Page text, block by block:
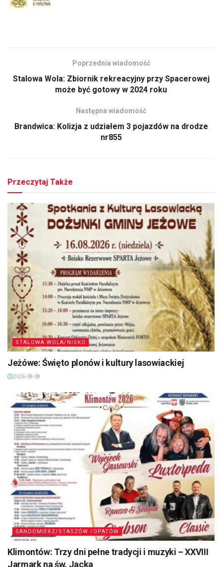
Poprzednia wiadomość
Stalowa Wola: Zbiornik rekreacyjny przy Spacerowej
może być gotowy w 2024 roku
Następna wiadomość
Brandwica: Kolizja z udziałem 3 pojazdów na drodze
nr855
Przeczytaj Także
STALOWA WOLA/NISKO
Jeżówe: Święto plonów i kultury lasowiackiej
2026-08-08
SANDOMIERZ/STASZÓW /OPATÓW
Klimontów: Trzy dni pełne tradycji i muzyki – XXVIII
Jarmark na św. Jacka